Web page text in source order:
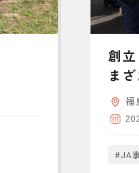
創
ま
福
#JA